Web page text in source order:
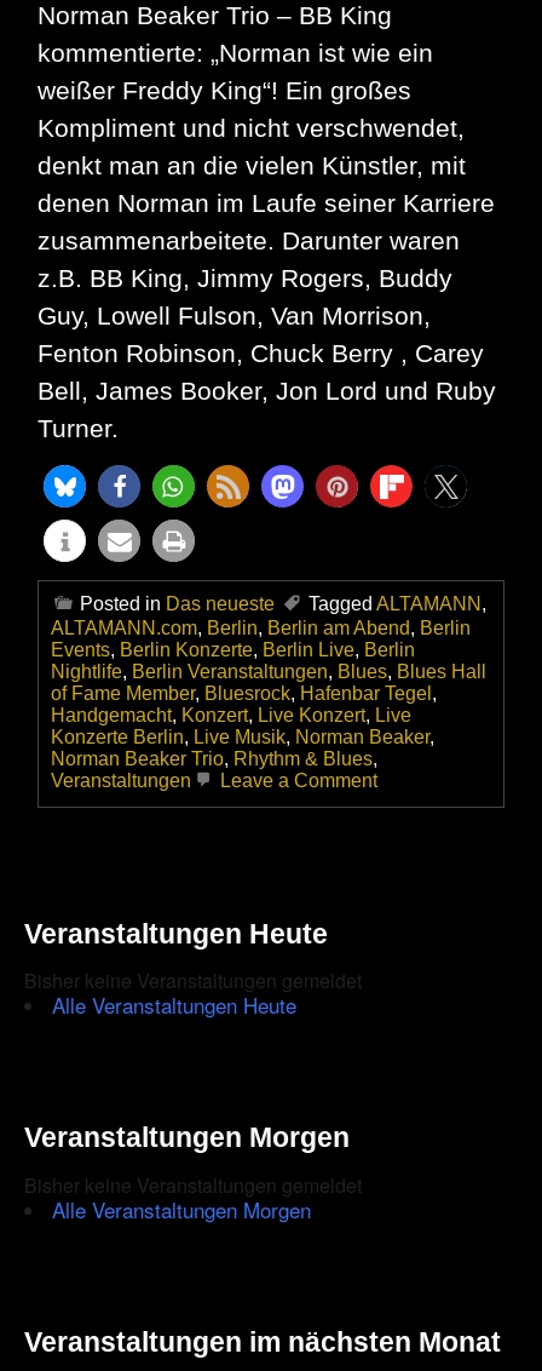
Norman Beaker Trio – BB King
kommentierte: „Norman ist wie ein
weißer Freddy King“! Ein großes
Kompliment und nicht verschwendet,
denkt man an die vielen Künstler, mit
denen Norman im Laufe seiner Karriere
zusammenarbeitete. Darunter waren
z.B. BB King, Jimmy Rogers, Buddy
Guy, Lowell Fulson, Van Morrison,
Fenton Robinson, Chuck Berry , Carey
Bell, James Booker, Jon Lord und Ruby
Turner.
Posted in Das neueste Tagged ALTAMANN ,
ALTAMANN.com, Berlin, Berlin am Abend, Berlin
Events, Berlin Konzerte, Berlin Live, Berlin
Nightlife, Berlin Veranstaltungen, Blues, Blues Hall
of Fame Member, Bluesrock, Hafenbar Tegel ,
Handgemacht, Konzert, Live Konzert, Live
Konzerte Berlin, Live Musik, Norman Beaker,
Norman Beaker Trio, Rhythm & Blues,
Veranstaltungen
Leave a Commenton
Veranstaltungen Heute
Bisher keine Veranstaltungen gemeldet
Alle Veranstaltungen Heute
Veranstaltungen Morgen
Bisher keine Veranstaltungen gemeldet
Alle Veranstaltungen Morgen
Veranstaltungen im nächsten Monat